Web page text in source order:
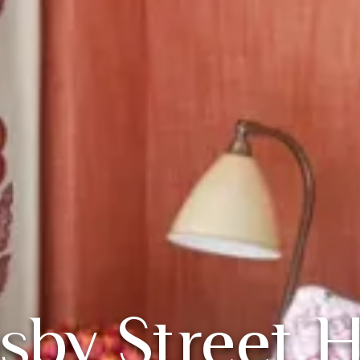
Street